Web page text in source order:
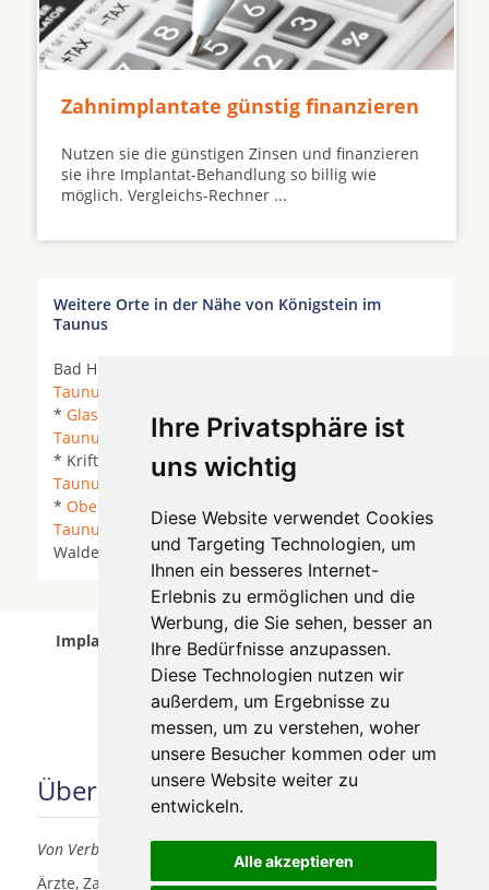
Ihre Privatsphäre ist
uns wichtig
Diese Website verwendet Cookies
und Targeting Technologien, um
Ihnen ein besseres Internet-
Erlebnis zu ermöglichen und die
Werbung, die Sie sehen, besser an
Ihre Bedürfnisse anzupassen.
Diese Technologien nutzen wir
außerdem, um Ergebnisse zu
messen, um zu verstehen, woher
unsere Besucher kommen oder um
unsere Website weiter zu
entwickeln.
Alle akzeptieren
Zahnimplantate günstig finanzieren
Nutzen sie die günstigen Zinsen und finanzieren
sie ihre Implantat-Behandlung so billig wie
möglich. Vergleichs-Rechner ...
Weitere Orte in der Nähe von Königstein im
Taunus
Bad Homburg vor der Höhe *
Taunus
* Glashuetten* Glashütten (Taunus) *Hofheim am
Taunus
Hünstetten * Idstein *Kelkheim (Taunus)
* Kriftel *
Kronberg im Taunus*
Taunus
Liederbach am Taunus* Niedernhausen
* Oberursel (Taunus) * Schmitten
Schwalbach am
Taunus
Steinbach (Taunus)* Sulzbach (Taunus)*
Waldems * Wiesbaden *
Implantologen in Königstein im Taunus wurde am
06 August 2026 aktualisiert.
Über uns
Von Verbrauchern für Verbraucher
Ärzte, Zahnärzte, Akustiker und andere